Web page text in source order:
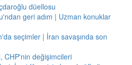
düellosu
geri adım | Uzman konuklar
seçimler | İran savaşında son
CHP'nin değişimcileri